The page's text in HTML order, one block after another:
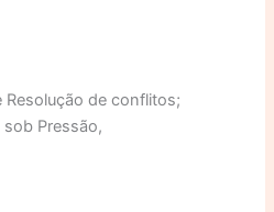
Resolução de conflitos;
sob Pressão,